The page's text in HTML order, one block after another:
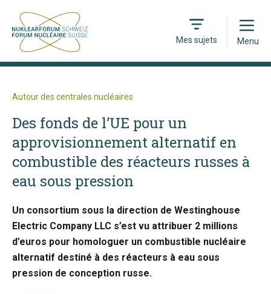
Mes sujets
Open
Menu
Autour des centrales nucléaires
Des fonds de l’UE pour un
approvisionnement alternatif en
combustible des réacteurs russes à
eau sous pression
Un consortium sous la direction de Westinghouse
Electric Company LLC s’est vu attribuer 2 millions
d’euros pour homologuer un combustible nucléaire
alternatif destiné à des réacteurs à eau sous
pression de conception russe.